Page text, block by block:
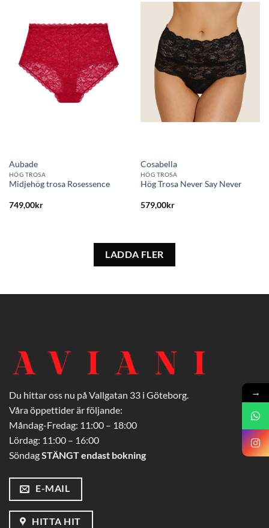
till i
önskelistan
Aubade
HÖG TROSA
Midjehög trosa Rosessence
749,00kr
Lägg
till i
önskelistan
Cosabella
HÖG TROSA
Hög Trosa Never Say Never
579,00kr
LADDA FLER
Du hittar oss nu på Vallgatan 33 i Göteborg.
Våra öppettider är följande:
Måndag-Fredag: 11:00 – 18:00
Lördag: 11:00 – 16:00
SöndagSTÄNGT endast bokning
E-MAIL
HITTA HIT
→